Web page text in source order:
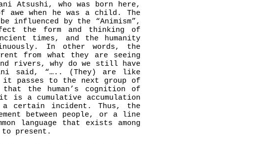
Atsushi, who was born here,
when he was a child. The
influenced by the “Animism”,
the form and thinking of
times, and the humanity
In other words, the
from what they are seeing
rivers, why do we still have
said, “….. (They) are like
it passes to the next group of
the human’s cognition of
is a cumulative accumulation
certain incident. Thus, the
between people, or a line
language that exists among
to present.